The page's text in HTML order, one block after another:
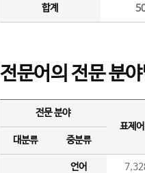
합계
전문어의 전문 분
전문 분야
표제
대분류
중분류
언어